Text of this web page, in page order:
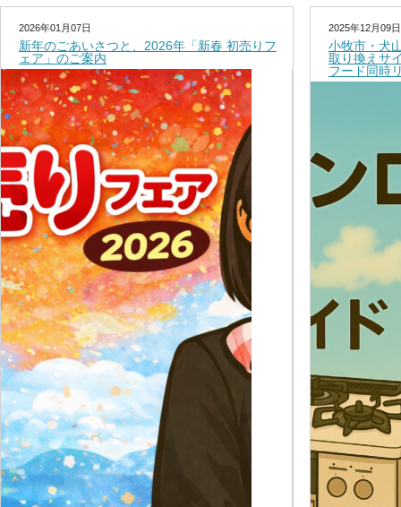
2026年01月07日
新年のごあいさつと、2026年「新春 初売りフ
ェア」のご案内
2025年12月09日
小牧市・犬
取り換えサ
フード同時